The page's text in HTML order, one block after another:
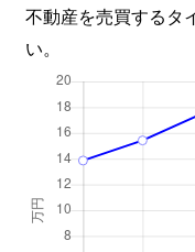
不動産を売買するタ
い。